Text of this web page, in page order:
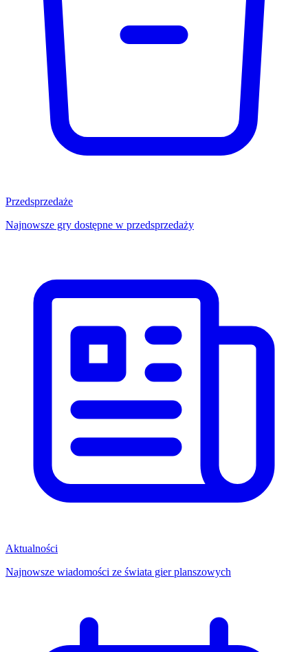
Przedsprzedaże
Najnowsze gry dostępne w przedsprzedaży
Aktualności
Najnowsze wiadomości ze świata gier planszowych